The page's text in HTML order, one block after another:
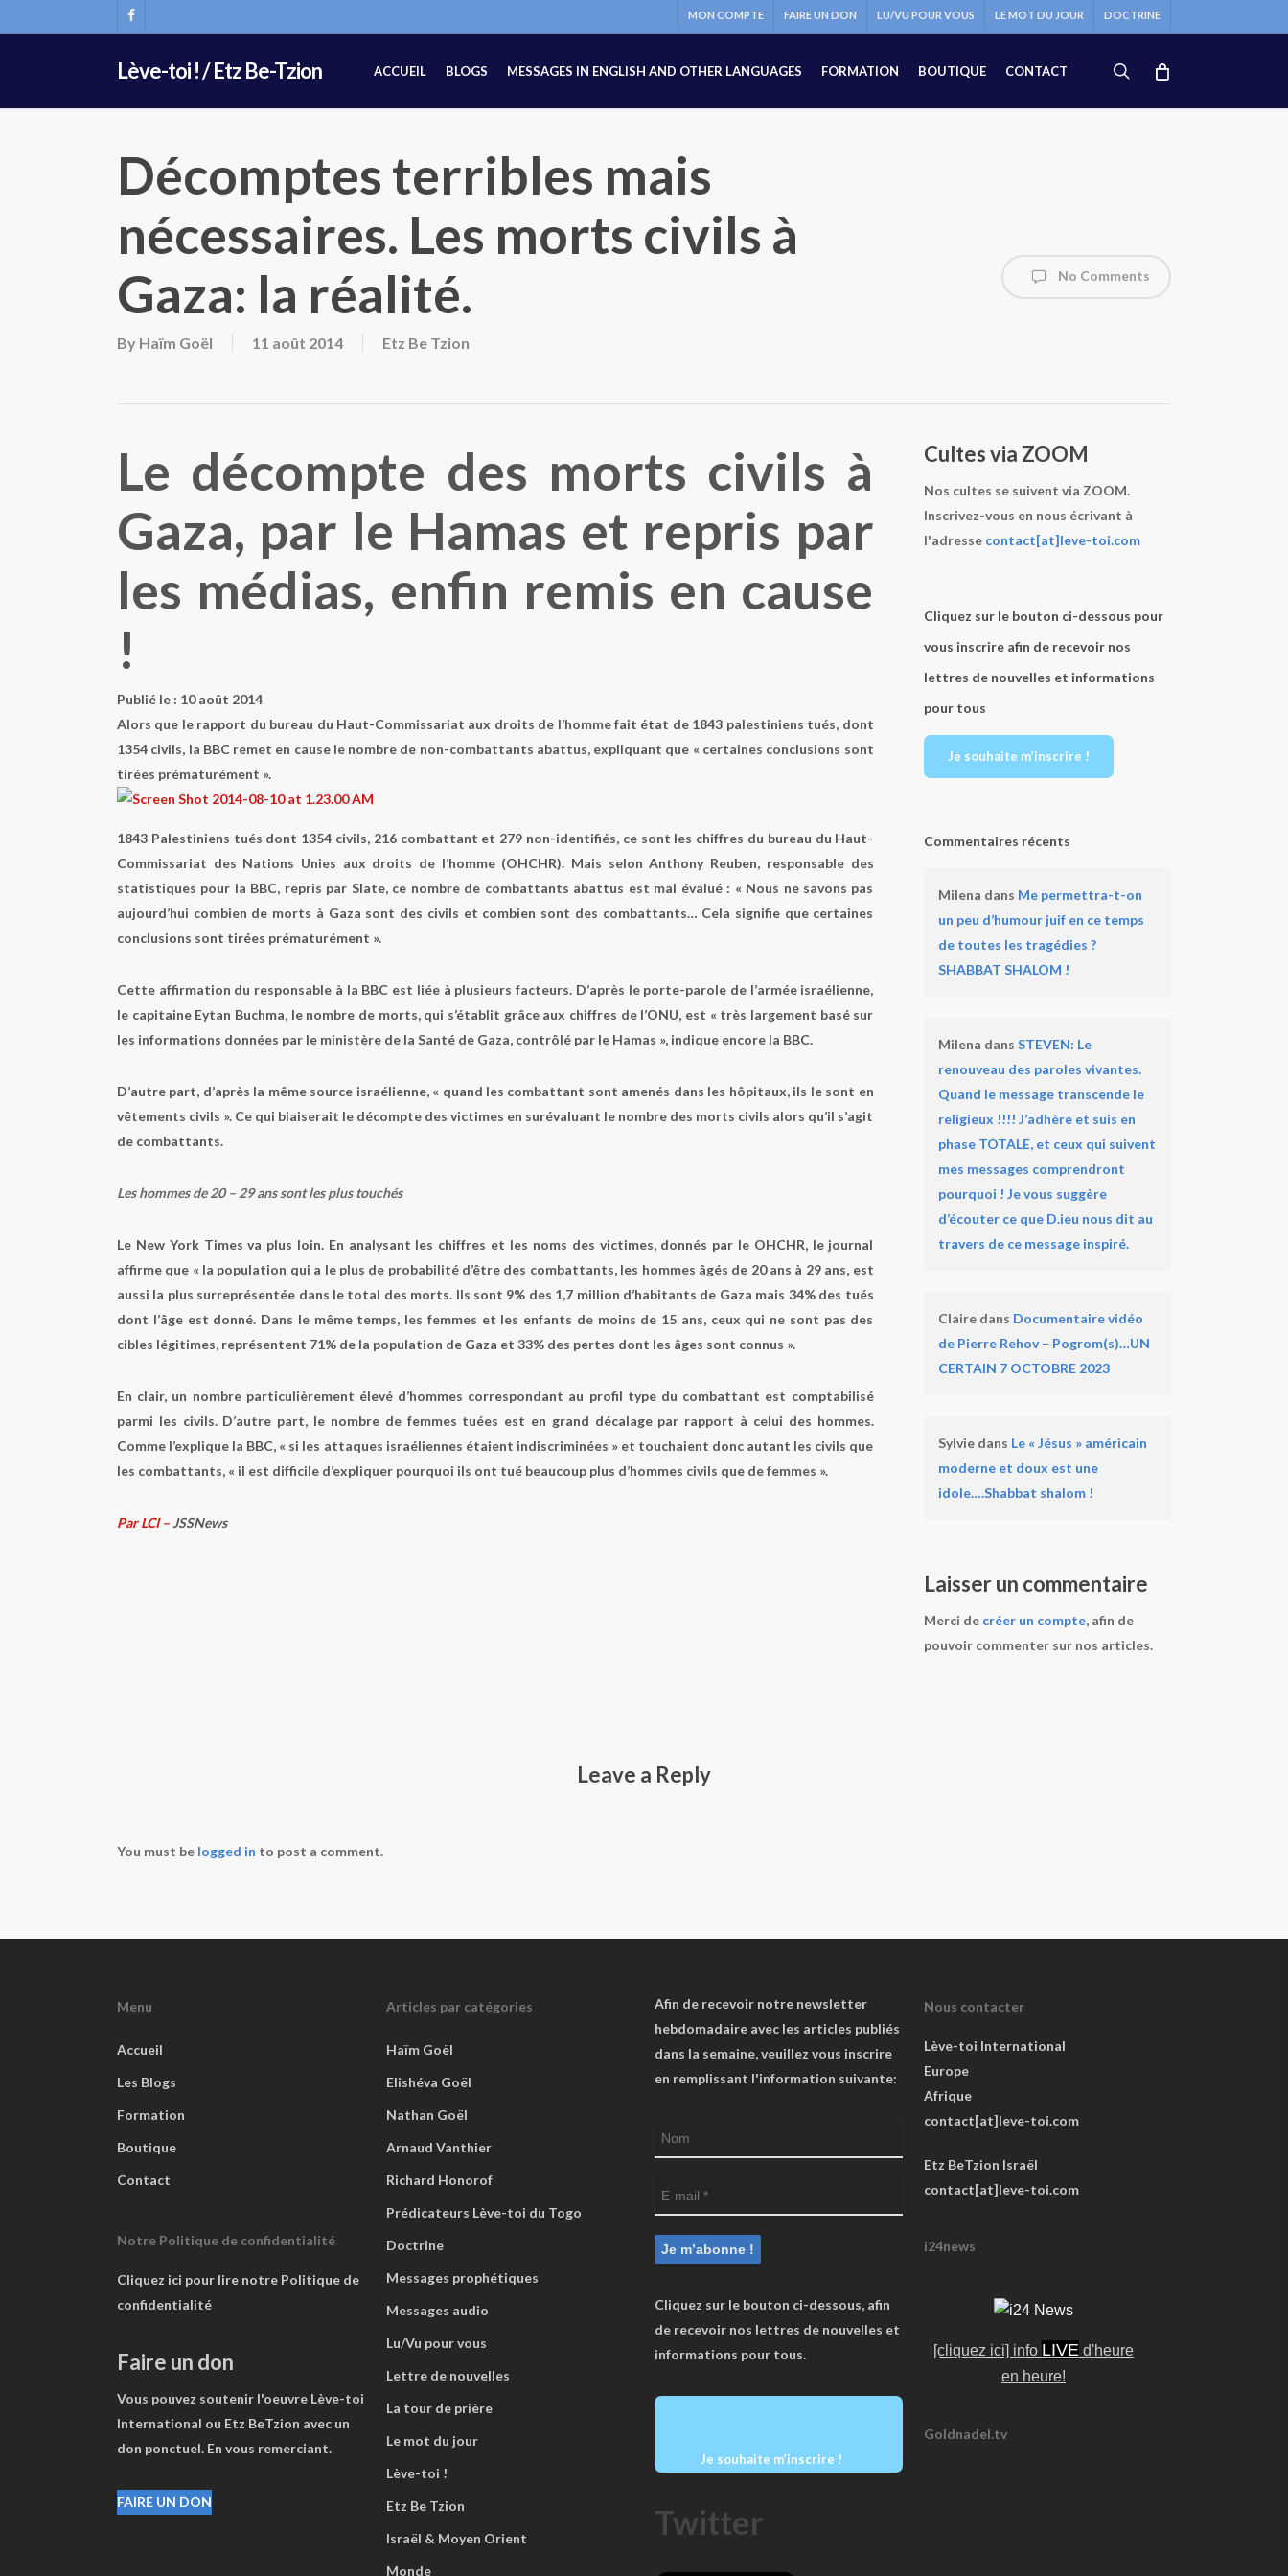
to
FACEBOOK
MON COMPTE FAIRE UN DON LU/VU POUR VOUS LE MOT DU JOUR DOCTRINE
Lève-toi ! / Etz Be-Tzion ACCUEIL BLOGS MESSAGES IN ENGLISH AND OTHER LANGUAGES FORMATION BOUTIQUE CONTACT search
Décomptes terribles mais
nécessaires. Les morts civils à
Gaza: la réalité.
By Haïm Goël 11 août 2014 Etz Be Tzion
No Comments
Le décompte des morts civils à
Gaza, par le Hamas et repris par
les médias, enfin remis en cause
!
Publié le : 10 août 2014
Alors que le rapport du bureau du Haut-Commissariat aux droits de l’homme fait état de 1843 palestiniens tués, dont
1354 civils, la BBC remet en cause le nombre de non-combattants abattus, expliquant que « certaines conclusions sont
tirées prématurément ».
1843 Palestiniens tués dont 1354 civils, 216 combattant et 279 non-identifiés, ce sont les chiffres du bureau du Haut-
Commissariat des Nations Unies aux droits de l’homme (OHCHR). Mais selon Anthony Reuben, responsable des
statistiques pour la BBC, repris par Slate, ce nombre de combattants abattus est mal évalué : « Nous ne savons pas
aujourd’hui combien de morts à Gaza sont des civils et combien sont des combattants… Cela signifie que certaines
conclusions sont tirées prématurément ».
Cette affirmation du responsable à la BBC est liée à plusieurs facteurs. D’après le porte-parole de l’armée israélienne,
le capitaine Eytan Buchma, le nombre de morts, qui s’établit grâce aux chiffres de l’ONU, est « très largement basé sur
les informations données par le ministère de la Santé de Gaza, contrôlé par le Hamas », indique encore la BBC.
D’autre part, d’après la même source israélienne, « quand les combattant sont amenés dans les hôpitaux, ils le sont en
vêtements civils ». Ce qui biaiserait le décompte des victimes en surévaluant le nombre des morts civils alors qu’il s’agit
de combattants.
Les hommes de 20 – 29 ans sont les plus touchés
Le New York Times va plus loin. En analysant les chiffres et les noms des victimes, donnés par le OHCHR, le journal
affirme que « la population qui a le plus de probabilité d’être des combattants, les hommes âgés de 20 ans à 29 ans, est
aussi la plus surreprésentée dans le total des morts. Ils sont 9% des 1,7 million d’habitants de Gaza mais 34% des tués
dont l’âge est donné. Dans le même temps, les femmes et les enfants de moins de 15 ans, ceux qui ne sont pas des
cibles légitimes, représentent 71% de la population de Gaza et 33% des pertes dont les âges sont connus ».
En clair, un nombre particulièrement élevé d’hommes correspondant au profil type du combattant est comptabilisé
parmi les civils. D’autre part, le nombre de femmes tuées est en grand décalage par rapport à celui des hommes.
Comme l’explique la BBC, « si les attaques israéliennes étaient indiscriminées » et touchaient donc autant les civils que
les combattants, « il est difficile d’expliquer pourquoi ils ont tué beaucoup plus d’hommes civils que de femmes ».
Par LCI – JSSNews
Cultes via ZOOM
Nos cultes se suivent via ZOOM.
Inscrivez-vous en nous écrivant à
l'adresse contact[at]leve-toi.com
Cliquez sur le bouton ci-dessous pour
vous inscrire afin de recevoir nos
lettres de nouvelles et informations
pour tous
Je souhaite m’inscrire !
Commentaires récents
Milena dans Me permettra-t-on
un peu d’humour juif en ce temps
de toutes les tragédies ?
SHABBAT SHALOM !
Milena dans STEVEN: Le
renouveau des paroles vivantes.
Quand le message transcende le
religieux !!!! J’adhère et suis en
phase TOTALE, et ceux qui suivent
mes messages comprendront
pourquoi ! Je vous suggère
d’écouter ce que D.ieu nous dit au
travers de ce message inspiré.
Clairedans Documentaire vidéo
de Pierre Rehov – Pogrom(s)…UN
CERTAIN 7 OCTOBRE 2023
Sylviedans Le « Jésus » américain
moderne et doux est une
idole….Shabbat shalom !
Laisser un commentaire
Merci de créer un compte, afin de
pouvoir commenter sur nos articles.
Leave a Reply
You must be logged in to post a comment.
Menu
Accueil
Les Blogs
Formation
Boutique
Contact
Notre Politique de confidentialité
Cliquez ici pour lire notre Politique de
confidentialité
Faire un don
Vous pouvez soutenir l'oeuvre Lève-toi
International ou Etz BeTzion avec un
don ponctuel. En vous remerciant.
FAIRE UN DON
Articles par catégories
Haïm Goël
Elishéva Goël
Nathan Goël
Arnaud Vanthier
Richard Honorof
Prédicateurs Lève-toi du Togo
Doctrine
Messages prophétiques
Messages audio
Lu/Vu pour vous
Lettre de nouvelles
La tour de prière
Le mot du jour
Lève-toi !
Etz Be Tzion
Israël & Moyen Orient
Monde
Afin de recevoir notre newsletter
hebdomadaire avec les articles publiés
dans la semaine, veuillez vous inscrire
en remplissant l'information suivante:
Cliquez sur le bouton ci-dessous, afin
de recevoir nos lettres de nouvelles et
informations pour tous.
Je souhaite m’inscrire !
Twitter
Nous contacter
Lève-toi International
Europe
Afrique
contact[at]leve-toi.com
Etz BeTzion Israël
contact[at]leve-toi.com
i24news
[cliquez ici] info LIVE d'heure
en heure!
Goldnadel.tv